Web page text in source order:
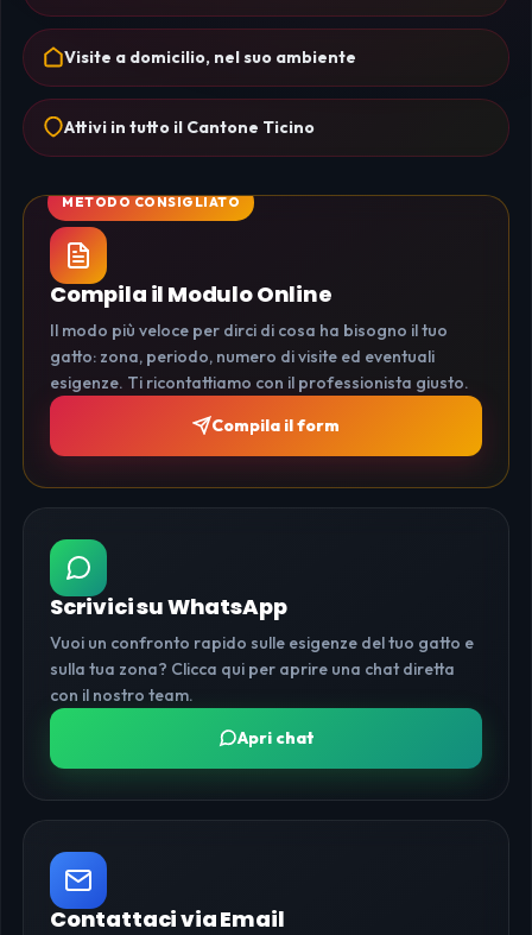
Visite a domicilio, nel suo ambiente
Attivi in tutto il Cantone Ticino
Compila il Modulo Online
Il modo più veloce per dirci di cosa ha bisogno il tuo
gatto: zona, periodo, numero di visite ed eventuali
esigenze. Ti ricontattiamo con il professionista giusto.
Compila il form
Scrivici su WhatsApp
Vuoi un confronto rapido sulle esigenze del tuo gatto e
sulla tua zona? Clicca qui per aprire una chat diretta
con il nostro team.
Apri chat
Contattaci via Email